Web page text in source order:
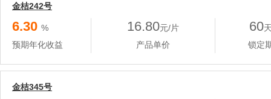
金桔242号
6.30 %
预期年化收益
16.80元/片
产品单价
60
锁定
金桔345号